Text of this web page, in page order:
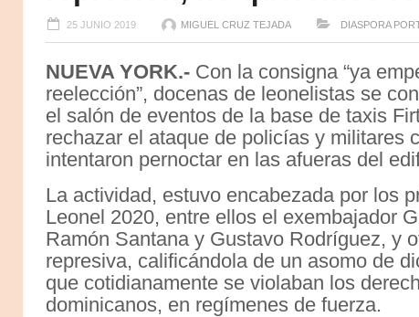
25 JUNIO 2019 MIGUEL CRUZ TEJADA DIASPORA
NUEVA YORK.- Con la consigna “ya
reelección”, docenas de leonelistas se
el salón de eventos de la base de taxis
rechazar el ataque de policías y militares
intentaron pernoctar en las afueras del
La actividad, estuvo encabezada por los
Leonel 2020, entre ellos el exembajador
Ramón Santana y Gustavo Rodríguez, y
represiva, calificándola de un asomo de
que cotidianamente se violaban los
dominicanos, en regímenes de fuerza.